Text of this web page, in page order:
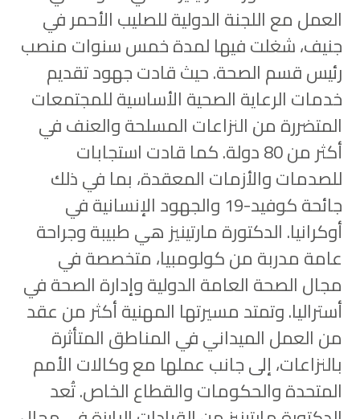
العمل مع اللجنة الدولية للصليب الأحمر في
جنيف، شغلت فيها لمدة خمس سنوات منصب
رئيس قسم الصحة. حيث قادت جهود تقديم
خدمات الرعاية الصحية الأساسية للمجتمعات
المتضررة من النزاعات المسلحة والعنف في
أكثر من 80 دولة. كما قادت استجابات
للصدمات والأزمات المعقدة، بما في ذلك
جائحة كوفيد-19 والجهود الإنسانية في
أوكرانيا. الدكتورة مارتينيز هي طبيبة وجراحة
عامة مدربة من كولومبيا، متخصصة في
مجال الصحة العامة الدولية وإدارة الصحة في
أستراليا. وتمتد مسيرتها المهنية أكثر من عقد
من العمل الميداني في المناطق المتأثرة
بالنزاعات، إلى جانب عملها مع وكالات الأمم
المتحدة والحكومات والقطاع الخاص. تُعد